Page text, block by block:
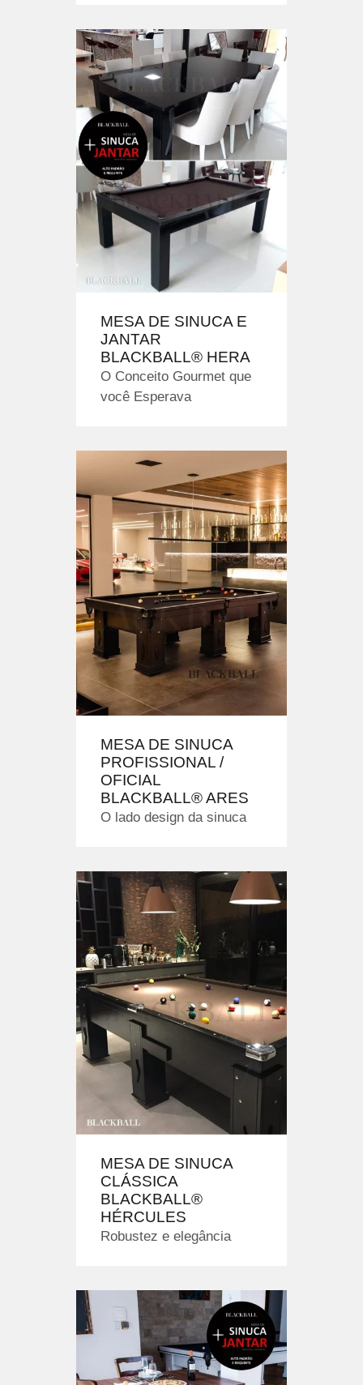
MESA DE SINUCA E
JANTAR
BLACKBALL® HERA
O Conceito Gourmet que
você Esperava
MESA DE SINUCA
PROFISSIONAL /
OFICIAL
BLACKBALL® ARES
O lado design da sinuca
MESA DE SINUCA
CLÁSSICA
BLACKBALL®
HÉRCULES
Robustez e elegância